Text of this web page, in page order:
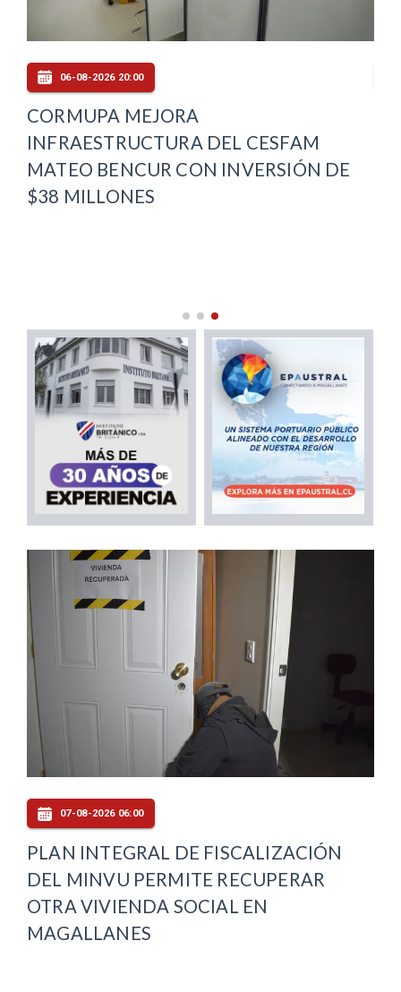
06-08-2026 20:00
CORMUPA MEJORA
INFRAESTRUCTURA DEL CESFAM
MATEO BENCUR CON INVERSIÓN DE
$38 MILLONES
07-08-2026 06:00
PLAN INTEGRAL DE FISCALIZACIÓN
DEL MINVU PERMITE RECUPERAR
OTRA VIVIENDA SOCIAL EN
MAGALLANES